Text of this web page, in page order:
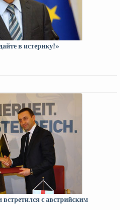
в истерику!»
с австрийским